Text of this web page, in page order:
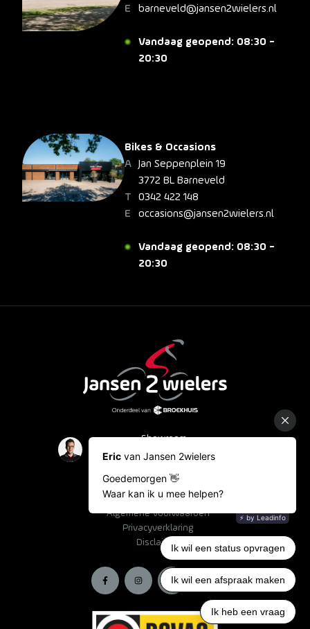
barneveld@jansen2wielers.nl
Vandaag geopend: 08:30 -
20:30
Bikes & Occasions
Jan Seppenplein 19
3772 BL Barneveld
0342 422 148
occasions@jansen2wielers.nl
Vandaag geopend: 08:30 -
20:30
Showroom
Occasions
Bestelinformatie
Algemene voorwaarden
Privacyverklaring
Disclaimer